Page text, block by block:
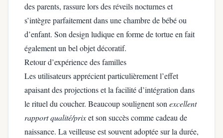
des parents, rassure lors des réveils nocturnes et
s’intègre parfaitement dans une chambre de bébé ou
d’enfant. Son design ludique en forme de tortue en fait
également un bel objet décoratif.
Retour d’expérience des familles
Les utilisateurs apprécient particulièrement l’effet
apaisant des projections et la facilité d’intégration dans
le rituel du coucher. Beaucoup soulignent son excellent
rapport qualité/prixet son succès comme cadeau de
naissance. La veilleuse est souvent adoptée sur la durée,